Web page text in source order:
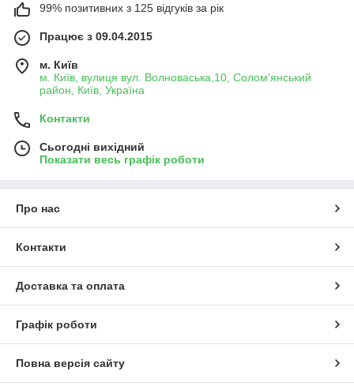
99% позитивних з 125 відгуків за рік
Працює з 09.04.2015
м. Київ
м. Київ, вулиця вул. Волноваська,10, Солом'янський
район, Київ, Україна
Контакти
Сьогодні вихідний
Показати весь графік роботи
Про нас
Контакти
Доставка та оплата
Графік роботи
Повна версія сайту